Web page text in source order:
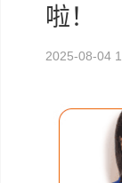
啦！
2025-08-04